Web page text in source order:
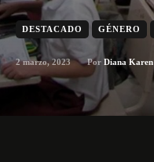
DESTACADO GÉNERO
2 marzo, 2023 Por Diana